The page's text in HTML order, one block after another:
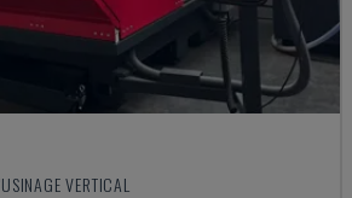
VERTICAL